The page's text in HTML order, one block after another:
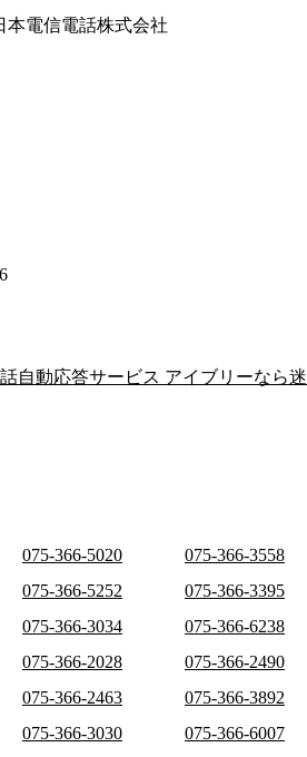
本電信電話株式会社
自動応答サービス アイブリーなら
075-366-5020 075-366-3558
075-366-5252 075-366-3395
075-366-3034 075-366-6238
075-366-2028 075-366-2490
075-366-2463 075-366-3892
075-366-3030 075-366-6007